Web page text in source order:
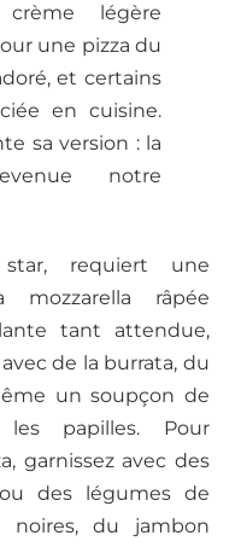
légère
une pizza du
et certains
en cuisine.
sa version : la
notre
requiert une
mozzarella râpée
tant attendue,
de la burrata, du
un soupçon de
papilles. Pour
garnissez avec des
des légumes de
noires, du jambon